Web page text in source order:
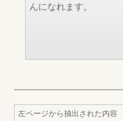
んになれます。
左ページから抽出された内容